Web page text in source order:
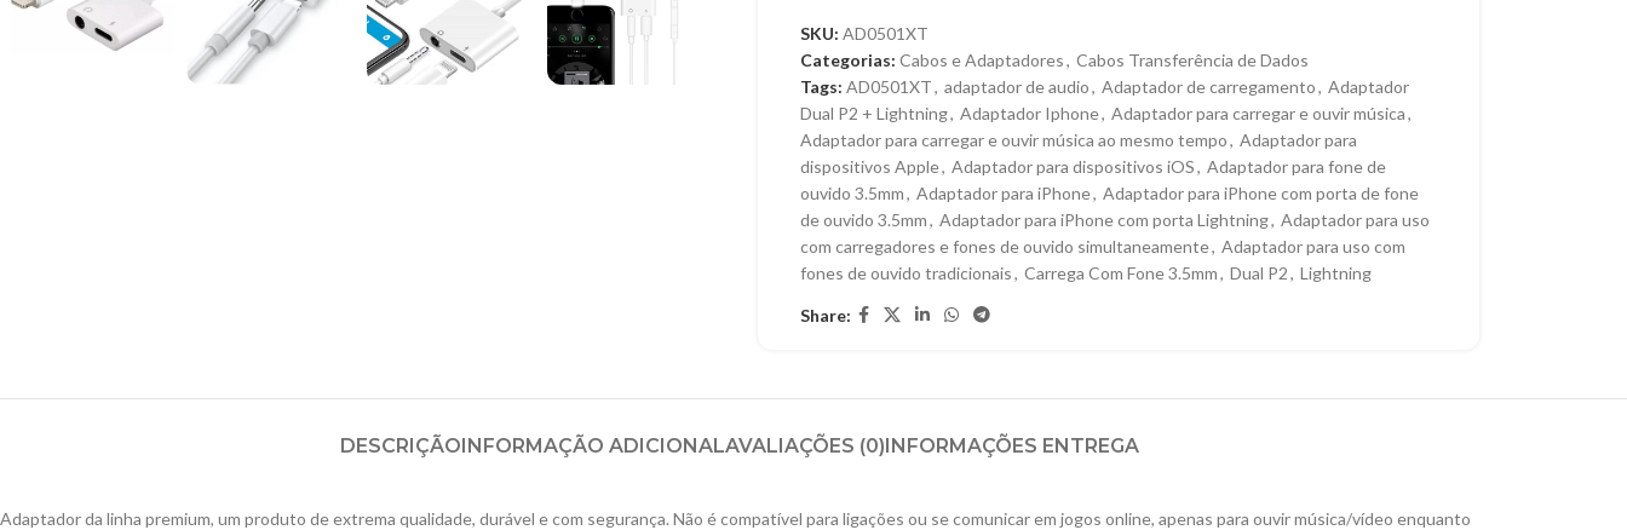
SKU: AD0501XT
Categorias: Cabos e Adaptadores, Cabos Transferência de Dados
Tags: AD0501XT, adaptador de audio, Adaptador de carregamento, Adaptador
Dual P2 + Lightning, Adaptador Iphone, Adaptador para carregar e ouvir música,
Adaptador para carregar e ouvir música ao mesmo tempo, Adaptador para
dispositivos Apple, Adaptador para dispositivos iOS, Adaptador para fone de
ouvido 3.5mm, Adaptador para iPhone, Adaptador para iPhone com porta de fone
de ouvido 3.5mm, Adaptador para iPhone com porta Lightning, Adaptador para uso
com carregadores e fones de ouvido simultaneamente, Adaptador para uso com
fones de ouvido tradicionais, Carrega Com Fone 3.5mm, Dual P2, Lightning
Share:
DESCRIÇÃOINFORMAÇÃO ADICIONALAVALIAÇÕES (0)INFORMAÇÕES ENTREGA
Adaptador da linha premium, um produto de extrema qualidade, durável e com segurança. Não é compatível para ligações ou se comunicar em jogos online, apenas para ouvir música/vídeo enquanto